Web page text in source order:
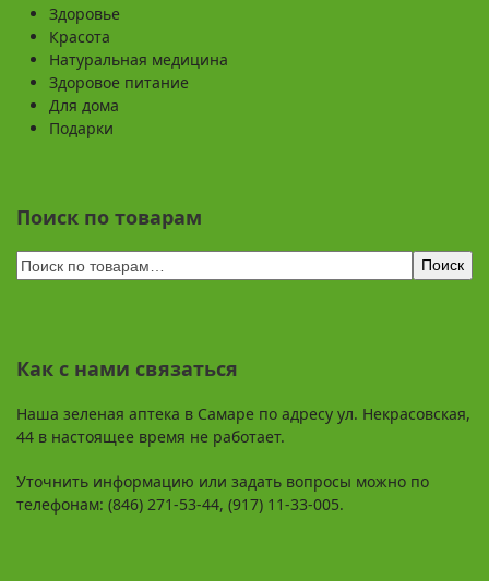
Здоровье
Красота
Натуральная медицина
Здоровое питание
Для дома
Подарки
Поиск по товарам
Поиск
Как с нами связаться
Наша зеленая аптека в Самаре по адресу ул. Некрасовская,
44 в настоящее время не работает.
Уточнить информацию или задать вопросы можно по
телефонам: (846) 271-53-44, (917) 11-33-005.